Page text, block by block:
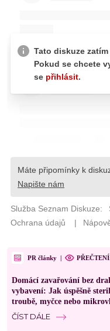
PR články |
Domácí zavařování bez
vybavení: Jak úspěšně
troubě, myčce nebo
ČÍST DÁLE